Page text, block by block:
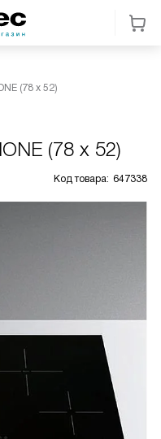
(78 х 52)
(78 х 52)
Код товара: 647338